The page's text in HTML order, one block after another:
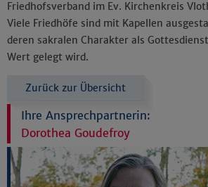
Friedhofsverband im Ev. Kirchenkreis
Viele Friedhöfe sind mit Kapellen
deren sakralen Charakter als
Wert gelegt wird.
Zurück zur Übersicht
Ihre Ansprechpartnerin:
Dorothea Goudefroy